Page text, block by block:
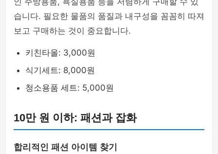
습니다. 필요한 물품의 품질과 내구성을 꼼꼼히 따져
보고 구매하는 것이 중요합니다.
키친타올: 3,000원
식기세트: 8,000원
청소용품 세트: 5,000원
10만 원 이하: 패션과 잡화
합리적인 패션 아이템 찾기